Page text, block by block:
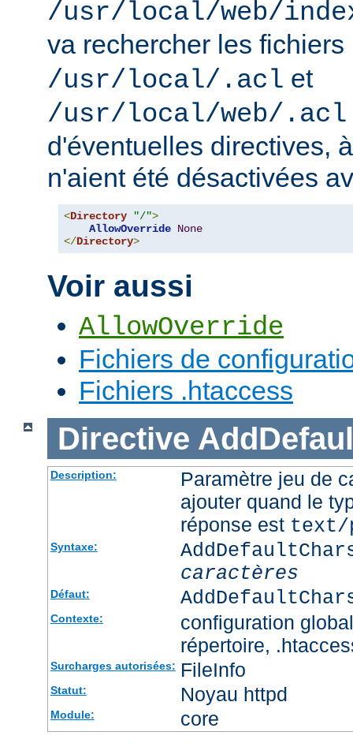
/usr/local/web/
va rechercher les fichiers
/usr/local/.acl et
/usr/local/web/.acl
d'éventuelles directives,
n'aient été désactivées
<Directory "/">
AllowOverride None
</Directory>
Voir aussi
AllowOverride
Fichiers de
Fichiers .htaccess
Directive
Description:
Paramètre jeu de
ajouter quand le
réponse est text/
Syntaxe:
caractères
Défaut:
Contexte:
configuration
répertoire,
Surcharges autorisées: FileInfo
Statut: Noyau httpd
Module: core